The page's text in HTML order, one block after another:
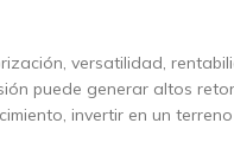
versatilidad,
puede generar altos
invertir en un